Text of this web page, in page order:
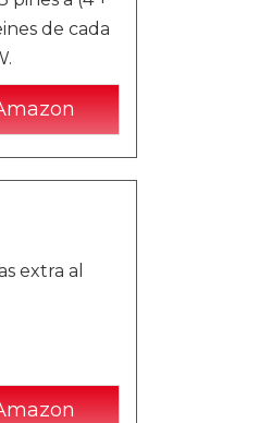
de cada
extra al